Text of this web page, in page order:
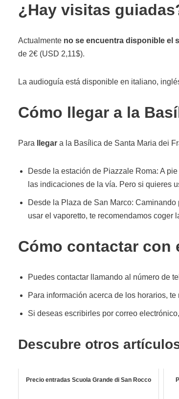
¿Hay visitas
Actualmente no se encuentra disponible el
de 2€ (USD 2,11$).
La audioguía está disponible en italiano,
Cómo llegar a la
Para llegar a la Basílica de Santa Maria dei
Desde la estación de Piazzale Roma: A
las indicaciones de la vía. Pero si quieres
Desde la Plaza de San Marco:
usar el vaporetto, te recomendamos coger
Cómo contactar con
Puedes contactar llamando al número de
Para información acerca de los horarios, te
Si deseas escribirles por correo
Descubre otros
Precio entradas Scuola Grande di San Rocco